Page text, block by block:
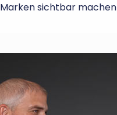
Marken sichtbar machen